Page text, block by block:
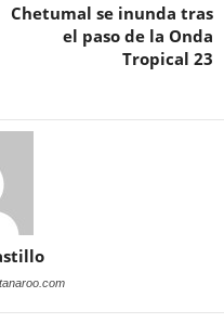
Chetumal se inunda tras
el paso de la Onda
Tropical 23